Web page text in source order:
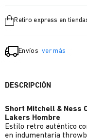
Retiro express en
Envíos ver más
DESCRIPCIÓN
Short Mitchell & Ness
Lakers Hombre
Estilo retro auténtico
en indumentaria